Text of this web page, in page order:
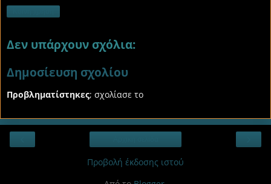
Δεν υπάρχουν σχόλια:
Δημοσίευση σχολίου
Προβληματίστηκες; σχολίασε το
Προβολή έκδοσης ιστού